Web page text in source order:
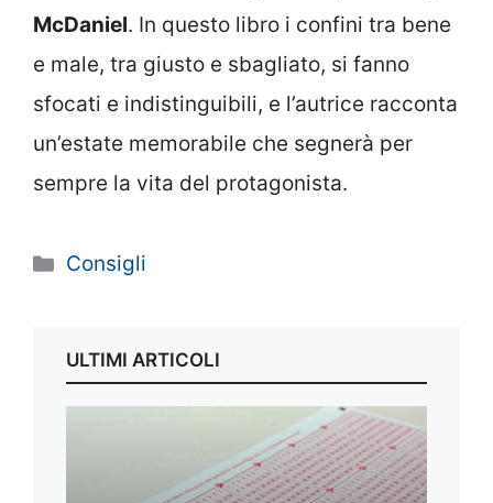
McDaniel. In questo libro i confini tra bene
e male, tra giusto e sbagliato, si fanno
sfocati e indistinguibili, e l’autrice racconta
un’estate memorabile che segnerà per
sempre la vita del protagonista.
Categorie
Consigli
ULTIMI ARTICOLI